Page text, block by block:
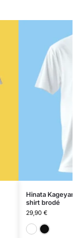
Hinata
shirt brodé
29,90 €